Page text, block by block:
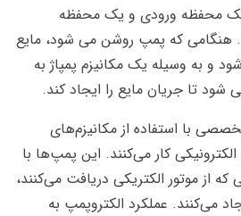
یک محفظه ورودی و یک محفظه
که پمپ روشن می شود، مایع
و به وسیله یک مکانیزم پمپاژ به
تا جریان مایع را ایجاد کند.
با استفاده از مکانیزم‌های
کار می‌کنند. این پمپ‌ها با
که از موتور الکتریکی دریافت می‌کنند،
می‌کنند. عملکرد الکتروپمپ به